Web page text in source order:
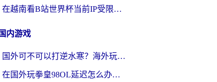
在越南看B站世界杯当前IP受限制？海外党体育观赛终极指南来了
内游戏
国外可不可以打逆水寒？海外玩家国服畅玩终极指南（附漫威荒野乱斗加速方案）
在国外玩拳皇98OL延迟怎么办？海外党亲测有效的低延迟指南